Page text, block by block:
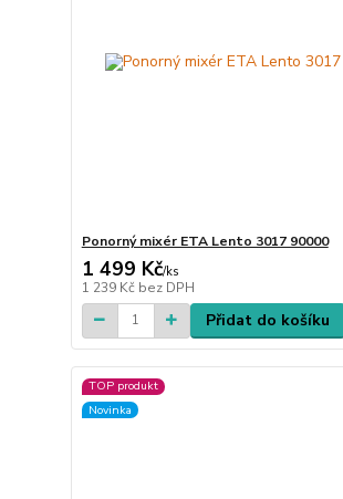
Ponorný mixér ETA Lento 3017 90000
1 499 Kč/ks
1 239 Kč bez DPH
Přidat do košíku
TOP produkt
Novinka